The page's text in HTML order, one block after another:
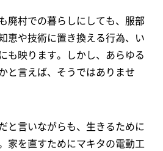
廃村での暮らしにしても、服部
恵や技術に置き換える行為、い
も映ります。しかし、あらゆる
と言えば、そうではありませ
と言いながらも、生きるために
家を直すためにマキタの電動工